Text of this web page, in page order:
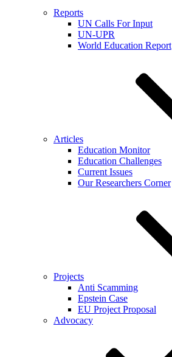
Reports
UN Calls For Input
UN-UPR
World Education Report
Articles
Education Monitor
Education Challenges
Current Issues
Our Researchers Corner
Projects
Anti Scamming
Epstein Case
EU Project Proposal
Advocacy